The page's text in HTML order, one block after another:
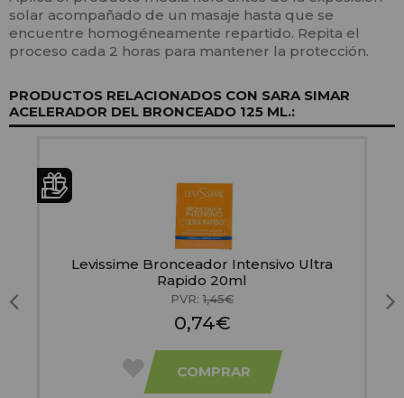
solar acompañado de un masaje hasta que se
encuentre homogéneamente repartido. Repita el
proceso cada 2 horas para mantener la protección.
PRODUCTOS RELACIONADOS CON SARA SIMAR
ACELERADOR DEL BRONCEADO 125 ML.:
Levissime Bronceador Intensivo Ultra
Rapido 20ml
PVR: 1,45€
0,74€
COMPRAR